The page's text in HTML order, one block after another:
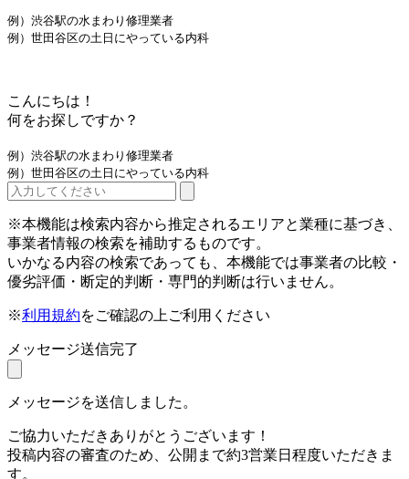
例）渋谷駅の水まわり修理業者
例）世田谷区の土日にやっている内科
こんにちは！
何をお探しですか？
例）渋谷駅の水まわり修理業者
例）世田谷区の土日にやっている内科
※本機能は検索内容から推定されるエリアと業種に基づき、
事業者情報の検索を補助するものです。
いかなる内容の検索であっても、本機能では事業者の比較・
優劣評価・断定的判断・専門的判断は行いません。
※利用規約をご確認の上ご利用ください
メッセージ送信完了
メッセージを送信しました。
ご協力いただきありがとうございます！
投稿内容の審査のため、公開まで約3営業日程度いただきま
す。